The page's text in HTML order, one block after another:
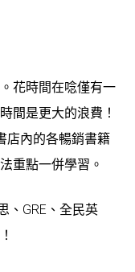
花時間在唸僅有一
間是更大的浪費！
店內的各暢銷書籍
重點一併學習。
、GRE、全民英